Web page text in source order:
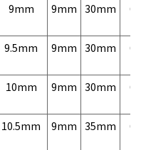
9mm 9mm 30mm
9.5mm 9mm 30mm
10mm 9mm 30mm
10.5mm 9mm 35mm